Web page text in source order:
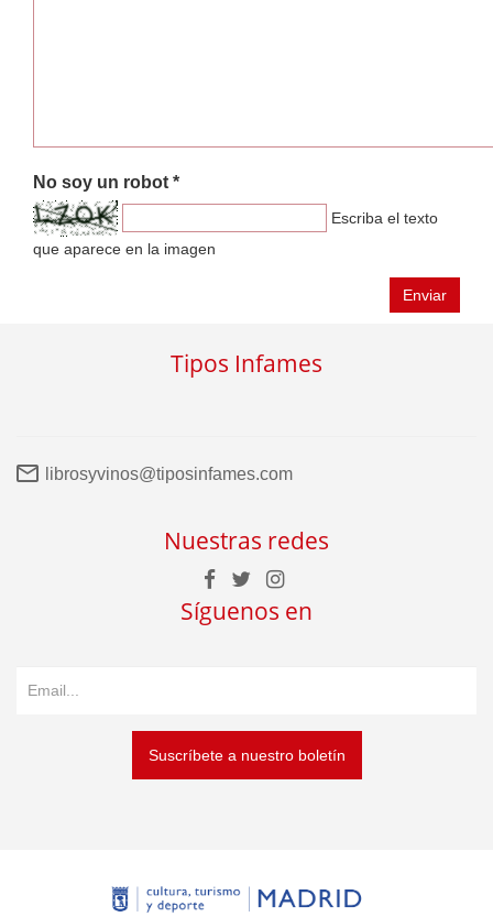
No soy un robot *
Escriba el texto
que aparece en la imagen
Enviar
Tipos Infames
librosyvinos@tiposinfames.com
Nuestras redes
Síguenos en
Suscríbete a nuestro boletín